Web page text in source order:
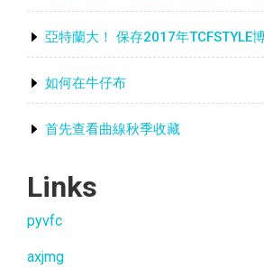
亞特蘭大！ 保存2017年TCFSTYLE
如何在牛仔布
首先查看曲線秋季收藏
Links
pyvfc
axjmg